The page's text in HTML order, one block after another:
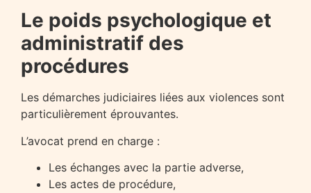
Le poids psychologique et
administratif des
procédures
Les démarches judiciaires liées aux violences sont
particulièrement éprouvantes.
L’avocat prend en charge :
Les échanges avec la partie adverse,
Les actes de procédure,